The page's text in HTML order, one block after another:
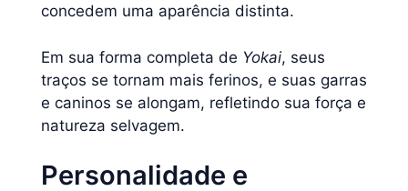
concedem uma aparência distinta.
Em sua forma completa de Yokai, seus
traços se tornam mais ferinos, e suas garras
e caninos se alongam, refletindo sua força e
natureza selvagem.
Personalidade e